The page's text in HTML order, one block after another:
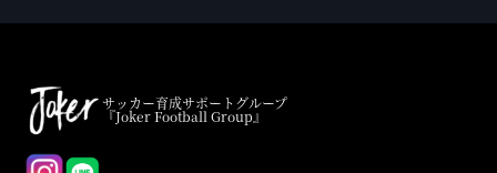
サッカー育成サポートグループ
『Joker Football Group』